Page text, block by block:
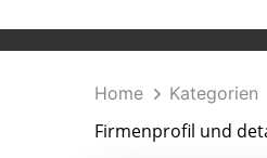
Home Kategorien
Firmenprofil und